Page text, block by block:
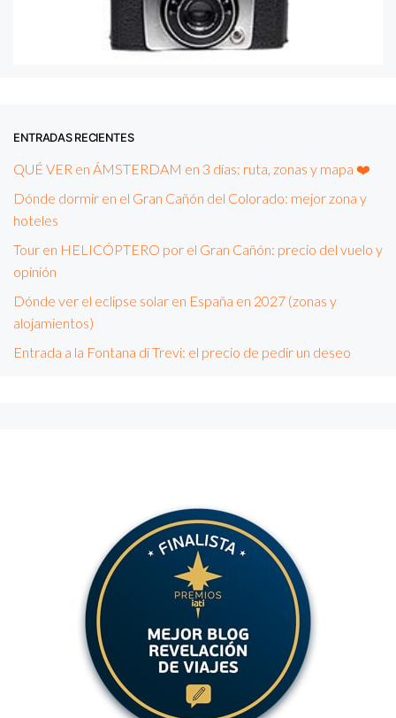
ENTRADAS RECIENTES
QUÉ VER en ÁMSTERDAM en 3 días: ruta, zonas y mapa ❤️
Dónde dormir en el Gran Cañón del Colorado: mejor zona y
hoteles
Tour en HELICÓPTERO por el Gran Cañón: precio del vuelo y
opinión
Dónde ver el eclipse solar en España en 2027 (zonas y
alojamientos)
Entrada a la Fontana di Trevi: el precio de pedir un deseo